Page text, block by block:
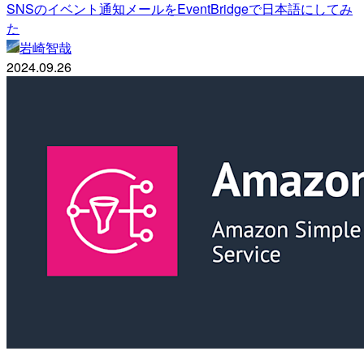
SNSのイベント通知メールをEventBridgeで日本語にしてみ
た
岩崎智哉
2024.09.26